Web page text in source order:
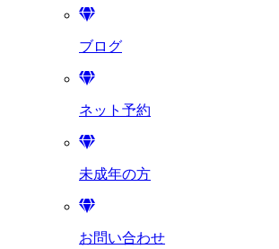
ブログ
ネット予約
未成年の方
お問い合わせ